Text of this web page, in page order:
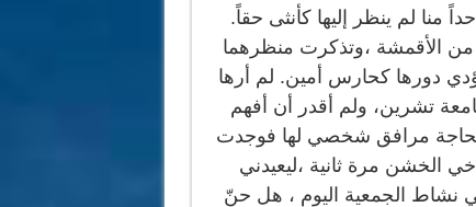
منا لم ينظر إليها كأنثى حقاً.
من الأقمشة ،وتذكرت منظرهما
دورها كحارس أمين. لم أرها
تشرين، ولم أقدر أن أفهم
بحاجة مرافق شخصي لها فوجدت
الخشن مرة ثانية ،ليعيدني
نشاط الجمعية اليوم ، هل حنّ